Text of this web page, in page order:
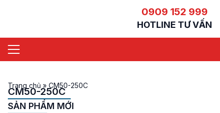
0909 152 999
HOTLINE TƯ VẤN
Trang chủ » CM50-250C
CM50-250C
SẢN PHẨM MỚI